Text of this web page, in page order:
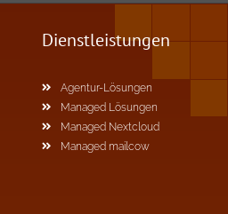
Dienstleistungen
Agentur-Lösungen
Managed Lösungen
Managed Nextcloud
Managed mailcow